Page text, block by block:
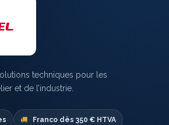
techniques pour les
et de l’industrie.
Franco dès 350 € HTVA